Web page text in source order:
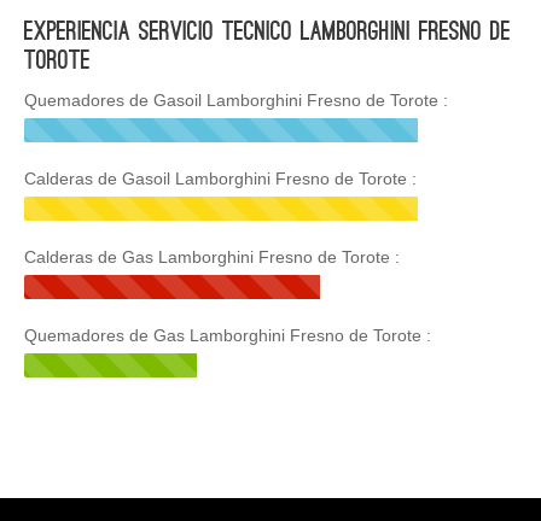
Experiencia Servicio Tecnico Lamborghini Fresno de
Torote
Quemadores de Gasoil Lamborghini Fresno de Torote :
Calderas de Gasoil Lamborghini Fresno de Torote :
Calderas de Gas Lamborghini Fresno de Torote :
Quemadores de Gas Lamborghini Fresno de Torote :